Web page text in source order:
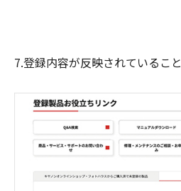
7.登録内容が反映されているこ